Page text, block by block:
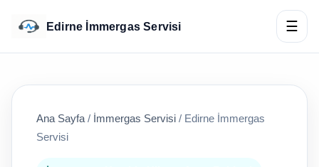
Edirne İmmergas Servisi ☰
Ana Sayfa / İmmergas Servisi / Edirne İmmergas
Servisi